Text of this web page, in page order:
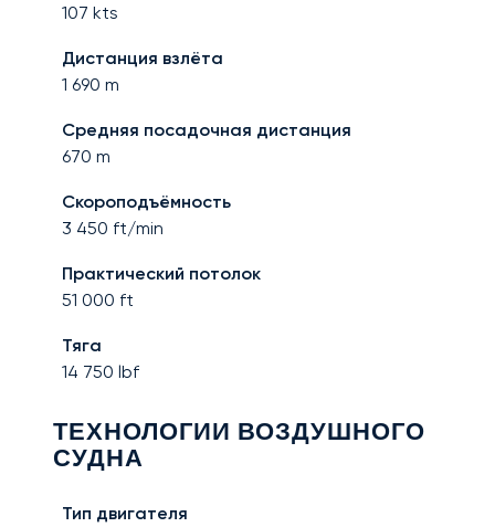
107 kts
Дистанция взлёта
1 690 m
Средняя посадочная дистанция
670 m
Скороподъёмность
3 450 ft/min
Практический потолок
51 000 ft
Тяга
14 750 lbf
ТЕХНОЛОГИИ ВОЗДУШНОГО
СУДНА
Тип двигателя